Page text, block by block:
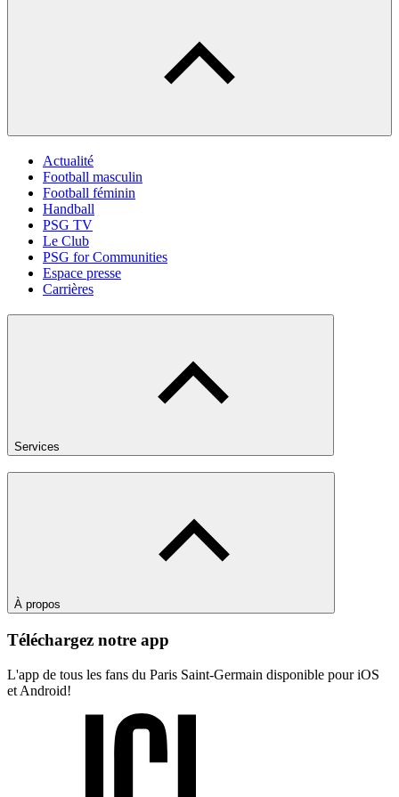
Actualité
Football masculin
Football féminin
Handball
PSG TV
Le Club
PSG for Communities
Espace presse
Carrières
Services
À propos
Téléchargez notre app
L'app de tous les fans du Paris Saint-Germain disponible pour iOS
et Android!